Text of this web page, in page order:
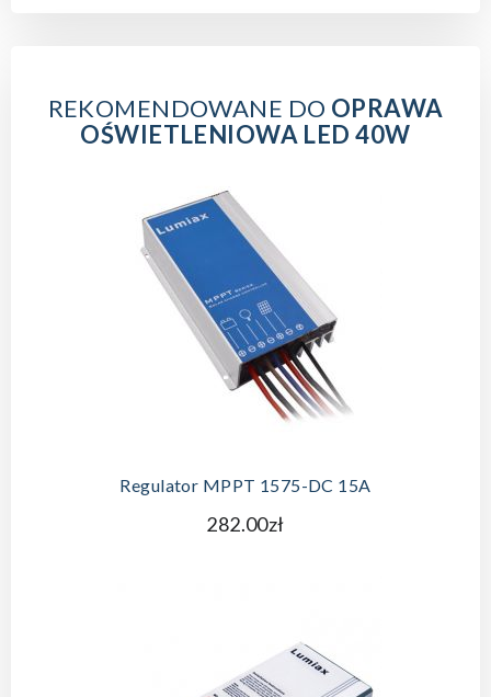
REKOMENDOWANE DO OPRAWA
OŚWIETLENIOWA LED 40W
Regulator MPPT 1575-DC 15A
282.00zł